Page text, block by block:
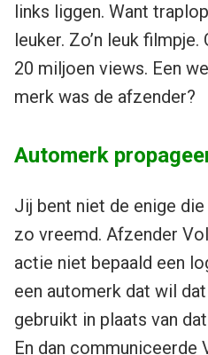
links liggen. Want
leuker. Zo’n leuk
20 miljoen views. Een
merk was de afzender?
Automerk
Jij bent niet de enige
zo vreemd. Afzender
actie niet bepaald een
een automerk dat wil
gebruikt in plaats van
En dan communiceerde